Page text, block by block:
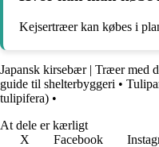
Kejsertræer kan købes i
Japansk kirsebær | Træer med
guide til shelterbyggeri •
tulipifera) •
At dele er kærligt
X
Facebook